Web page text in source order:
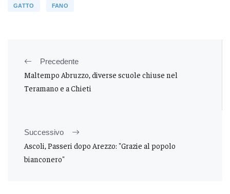
GATTO FANO
Precedente
Maltempo Abruzzo, diverse scuole chiuse nel
Teramano e a Chieti
Successivo
Ascoli, Passeri dopo Arezzo: "Grazie al popolo
bianconero"